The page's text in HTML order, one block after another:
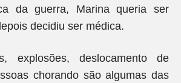
da guerra, Marina queria ser
decidiu ser médica.
explosões, deslocamento de
chorando são algumas das